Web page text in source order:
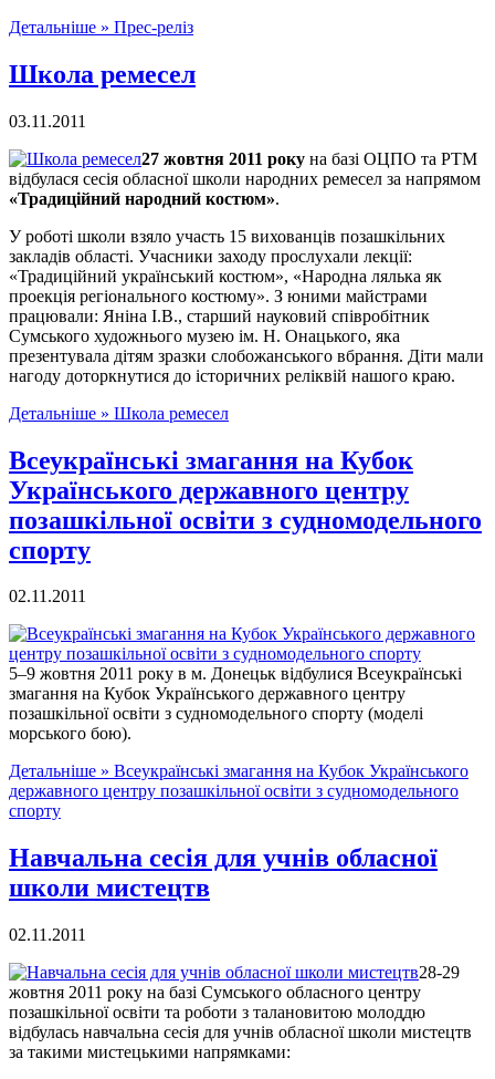
Детальніше » Прес-реліз
Школа ремесел
03.11.2011
27 жовтня 2011 року на базі ОЦПО та РТМ
відбулася сесія обласної школи народних ремесел за напрямом
«Традиційний народний костюм».
У роботі школи взяло участь 15 вихованців позашкільних
закладів області. Учасники заходу прослухали лекції:
«Традиційний український костюм», «Народна лялька як
проекція регіонального костюму». З юними майстрами
працювали: Яніна І.В., старший науковий співробітник
Сумського художнього музею ім. Н. Онацького, яка
презентувала дітям зразки слобожанського вбрання. Діти мали
нагоду доторкнутися до історичних реліквій нашого краю.
Детальніше » Школа ремесел
Всеукраїнські змагання на Кубок
Українського державного центру
позашкільної освіти з судномодельного
спорту
02.11.2011
5–9 жовтня 2011 року в м. Донецьк відбулися Всеукраїнські
змагання на Кубок Українського державного центру
позашкільної освіти з судномодельного спорту (моделі
морського бою).
Детальніше » Всеукраїнські змагання на Кубок Українського
державного центру позашкільної освіти з судномодельного
спорту
Навчальна сесія для учнів обласної
школи мистецтв
02.11.2011
28-29
жовтня 2011 року на базі Сумського обласного центру
позашкільної освіти та роботи з талановитою молоддю
відбулась навчальна сесія для учнів обласної школи мистецтв
за такими мистецькими напрямками: